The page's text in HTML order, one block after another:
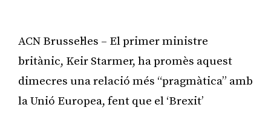
ACN Brussel·les – El primer ministre
britànic, Keir Starmer, ha promès aquest
dimecres una relació més “pragmàtica” amb
la Unió Europea, fent que el ‘Brexit’